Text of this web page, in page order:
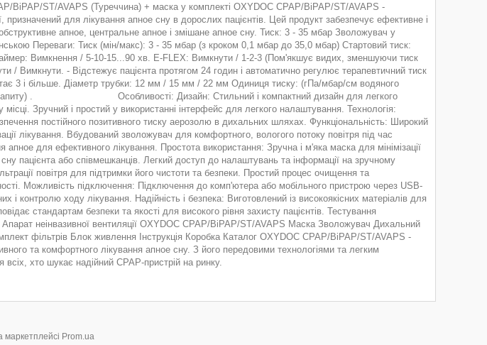
BіPAP/ST/AVAPS (Туреччина) + маска у комплекті OXYDOC CPAP/BіPAP/ST/AVAPS -
призначений для лікування апное сну в дорослих пацієнтів. Цей продукт забезпечує ефективне і
апное, центральне апное і змішане апное сну. Тиск: 3 - 35 мбар Зволожувач у
Переваги: Тиск (мін/макс): 3 - 35 мбар (з кроком 0,1 мбар до 35,0 мбар) Стартовий тиск:
Вимкнення / 5-10-15...90 хв. E-FLEX: Вимкнути / 1-2-3 (Пом'якшує видих, зменшуючи тиск
/ Вимкнути. - Відстежує пацієнта протягом 24 годин і автоматично регулює терапевтичний тиск
3 і більше. Діаметр трубки: 12 мм / 15 мм / 22 мм Одиниця тиску: (гПа/мбар/см водяного
запиту) . Особливості: Дизайн: Стильний і компактний дизайн для легкого
Зручний і простий у використанні інтерфейс для легкого налаштування. Технологія:
постійного позитивного тиску аерозолю в дихальних шляхах. Функціональність: Широкий
лікування. Вбудований зволожувач для комфортного, вологого потоку повітря під час
апное для ефективного лікування. Простота використання: Зручна і м'яка маска для мінімізації
пацієнта або співмешканців. Легкий доступ до налаштувань та інформації на зручному
повітря для підтримки його чистоти та безпеки. Простий процес очищення та
Можливість підключення: Підключення до комп'ютера або мобільного пристрою через USB-
і контролю ходу лікування. Надійність і безпека: Виготовлений із високоякісних матеріалів для
стандартам безпеки та якості для високого рівня захисту пацієнтів. Тестування
неінвазивної вентиляції OXYDOC CPAP/BіPAP/ST/AVAPS Маска Зволожувач Дихальний
фільтрів Блок живлення Інструкція Коробка Каталог OXYDOC CPAP/BіPAP/ST/AVAPS -
та комфортного лікування апное сну. З його передовими технологіями та легким
хто шукає надійний CPAP-пристрій на ринку.
маркетплейсі Prom.ua